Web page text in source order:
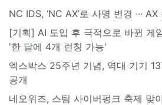
NC IDS, ‘NC AX’로 사명 변경 ∙∙∙
[기획] AI 도입 후 극적으로 바뀐 게
'한 달에 4개 런칭 가능'
엑스박스 25주년 기념, 역대 기기
공개
네오위즈, 스팀 사이버펑크 축제 맞